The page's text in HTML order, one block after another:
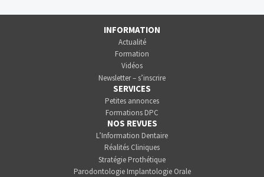
INFORMATION
Actualité
Formation
Vidéos
Newsletter – s’inscrire
SERVICES
Petites annonces
Formations DPC
NOS REVUES
L’Information Dentaire
Réalités Cliniques
Stratégie Prothétique
Parodontologie Implantologie Orale